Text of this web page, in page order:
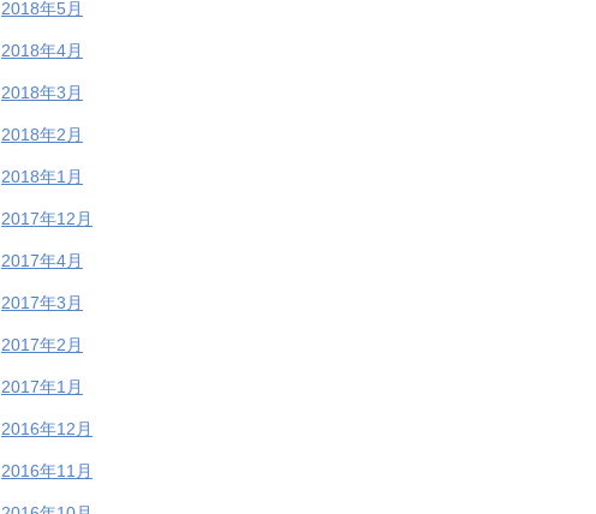
2018年5月
2018年4月
2018年3月
2018年2月
2018年1月
2017年12月
2017年4月
2017年3月
2017年2月
2017年1月
2016年12月
2016年11月